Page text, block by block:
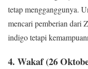
tetap mengganggunya.
mencari pemberian dari
indigo tetapi
4. Wakaf (26